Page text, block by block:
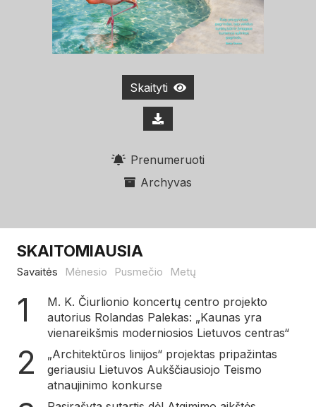
Skaityti
Prenumeruoti
Archyvas
SKAITOMIAUSIA
Savaitės Mėnesio Pusmečio Metų
M. K. Čiurlionio koncertų centro projekto
autorius Rolandas Palekas: „Kaunas yra
vienareikšmis moderniosios Lietuvos centras“
„Architektūros linijos“ projektas pripažintas
geriausiu Lietuvos Aukščiausiojo Teismo
atnaujinimo konkurse